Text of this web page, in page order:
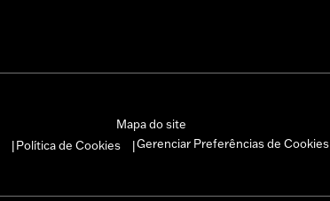
Mapa do site
Política de Cookies Gerenciar Preferências de Cookies